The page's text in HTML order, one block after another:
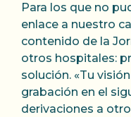
Para los que no
enlace a nuestro
contenido de la
otros hospitales:
solución. «Tu
grabación en el
derivaciones a